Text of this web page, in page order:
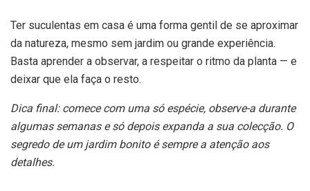
Ter suculentas em casa é uma forma gentil de se aproximar
da natureza, mesmo sem jardim ou grande experiência.
Basta aprender a observar, a respeitar o ritmo da planta — e
deixar que ela faça o resto.
Dica final: comece com uma só espécie, observe-a durante
algumas semanas e só depois expanda a sua colecção. O
segredo de um jardim bonito é sempre a atenção aos
detalhes.